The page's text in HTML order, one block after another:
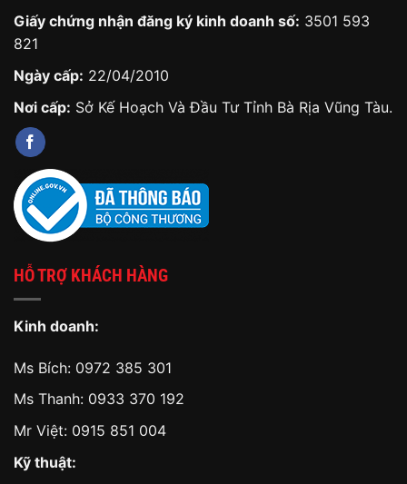
Giấy chứng nhận đăng ký kinh doanh số: 3501 593
821
Ngày cấp: 22/04/2010
Nơi cấp: Sở Kế Hoạch Và Đầu Tư Tỉnh Bà Rịa Vũng Tàu.
HỖ TRỢ KHÁCH HÀNG
Kinh doanh:
Ms Bích: 0972 385 301
Ms Thanh: 0933 370 192
Mr Việt: 0915 851 004
Kỹ thuật: